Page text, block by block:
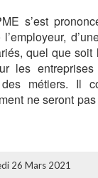
s’est
l’employeur,
quel que
les
métiers. Il
ne seront
26 Mars 2021